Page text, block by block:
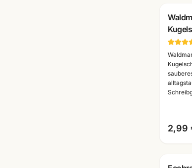
Mine
blau/
·
2,99